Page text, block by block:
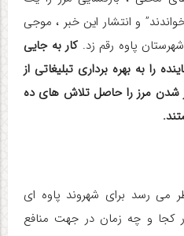
و انتشار این خبر ، موجی
پاوه رقم زد. کار به جایی
را به بهره برداری تبلیغاتی از
شدن مرز را حاصل تلاش های ده
می رسد برای شهروند پاوه ای
کجا و چه زمان در جهت منافع